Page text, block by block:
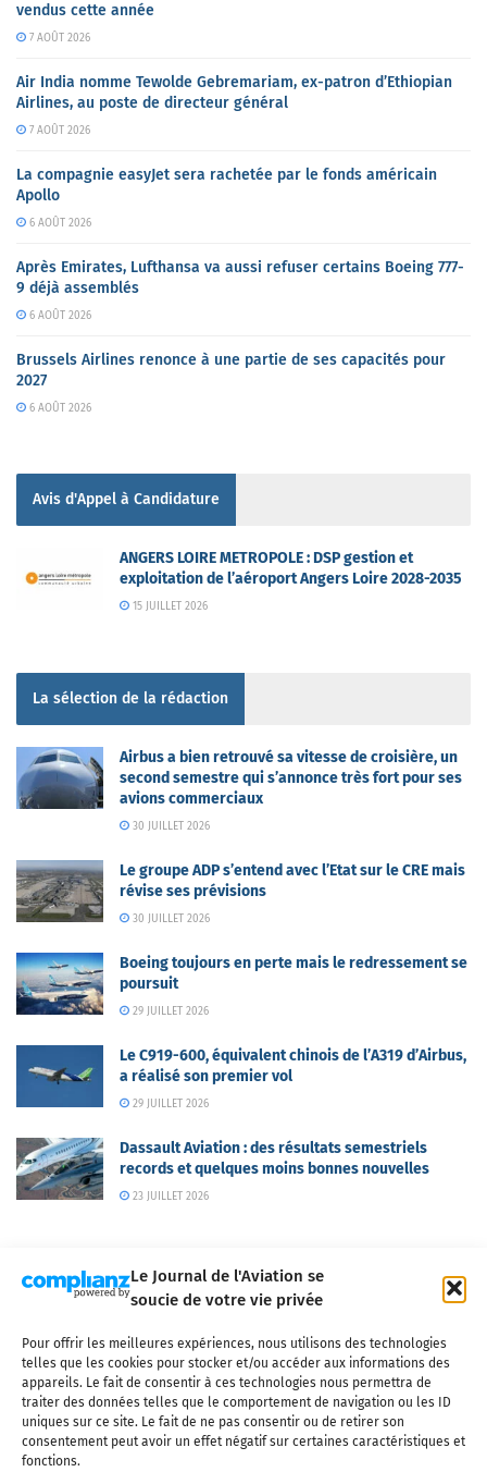
Le Journal de l'Aviation se
soucie de votre vie privée
Pour offrir les meilleures expériences, nous utilisons des technologies
telles que les cookies pour stocker et/ou accéder aux informations des
appareils. Le fait de consentir à ces technologies nous permettra de
traiter des données telles que le comportement de navigation ou les ID
uniques sur ce site. Le fait de ne pas consentir ou de retirer son
consentement peut avoir un effet négatif sur certaines caractéristiques et
fonctions.
vendus cette année
7 AOÛT 2026
Air India nomme Tewolde Gebremariam, ex-patron d’Ethiopian
Airlines, au poste de directeur général
7 AOÛT 2026
La compagnie easyJet sera rachetée par le fonds américain
Apollo
6 AOÛT 2026
Après Emirates, Lufthansa va aussi refuser certains Boeing 777-
9 déjà assemblés
6 AOÛT 2026
Brussels Airlines renonce à une partie de ses capacités pour
2027
6 AOÛT 2026
Avis d'Appel à Candidature
ANGERS LOIRE METROPOLE : DSP gestion et
exploitation de l’aéroport Angers Loire 2028-2035
15 JUILLET 2026
La sélection de la rédaction
Airbus a bien retrouvé sa vitesse de croisière, un
second semestre qui s’annonce très fort pour ses
avions commerciaux
30 JUILLET 2026
Le groupe ADP s’entend avec l’Etat sur le CRE mais
révise ses prévisions
30 JUILLET 2026
Boeing toujours en perte mais le redressement se
poursuit
29 JUILLET 2026
Le C919-600, équivalent chinois de l’A319 d’Airbus,
a réalisé son premier vol
29 JUILLET 2026
Dassault Aviation : des résultats semestriels
records et quelques moins bonnes nouvelles
23 JUILLET 2026
Qui sommes-nous ? Nous contacter
Partenaires
Mentions légales
CGV Politique de confidentialité Cookies